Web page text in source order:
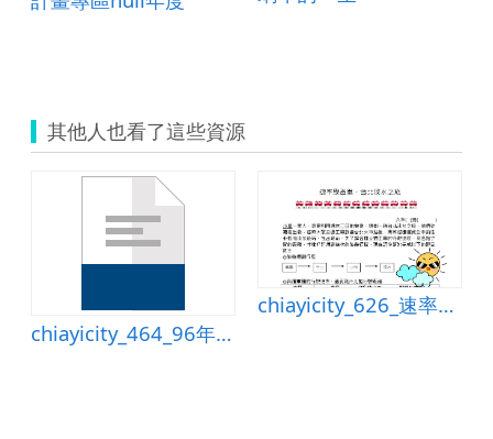
其他人也看了這些資源
chiayicity_464_96年度康軒版六上第六單元速率教學活動設計.2
chiayicity_626_速率學習單